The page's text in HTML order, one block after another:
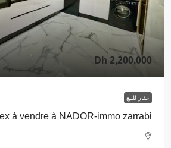
2,200,000 Dh
عقار للبيع
à vendre à NADOR-immo zarrabi